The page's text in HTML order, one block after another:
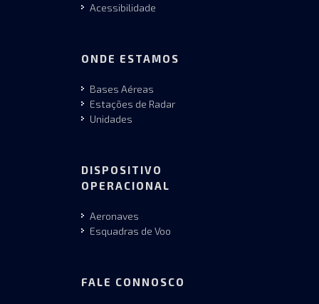
Acessibilidade
ONDE ESTAMOS
Bases Aéreas
Estações de Radar
Unidades
DISPOSITIVO
OPERACIONAL
Aeronaves
Esquadras de Voo
FALE CONNOSCO